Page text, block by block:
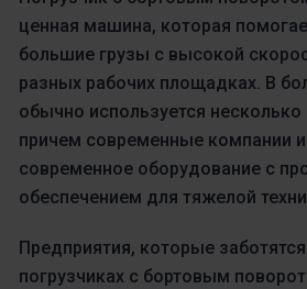
ценная машина, которая
большие грузы с высокой
разных рабочих площадках. В
обычно используется
причем современные компании
современное оборудование с
обеспечением для тяжелой
Предприятия, которые
погрузчиках с бортовым